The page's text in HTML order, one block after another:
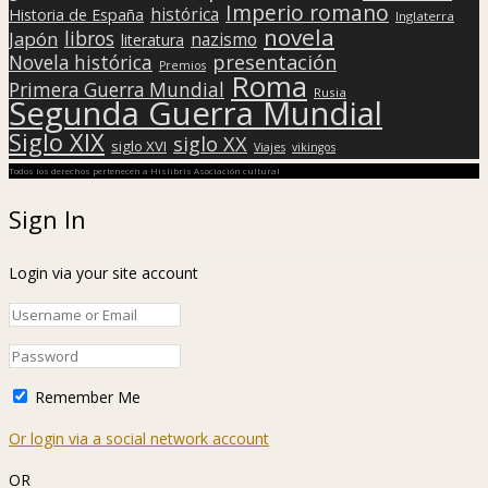
Historia de España histórica Imperio romano Inglaterra
Japón libros literatura nazismo novela
Novela histórica Premios presentación
Primera Guerra Mundial Roma Rusia
Segunda Guerra Mundial
Siglo XIX siglo XVI siglo XX Viajes vikingos
Todos los derechos pertenecen a Hislibris Asociación cultural
Sign In
Login via your site account
Remember Me
Or login via a social network account
OR